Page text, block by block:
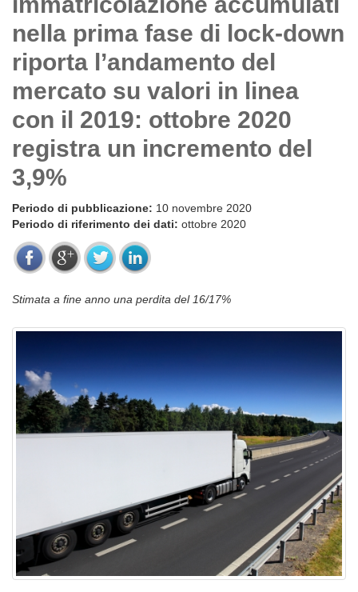
nella prima fase di lock-down
riporta l’andamento del
mercato su valori in linea
con il 2019: ottobre 2020
registra un incremento del
3,9%
Periodo di pubblicazione: 10 novembre 2020
Periodo di riferimento dei dati: ottobre 2020
Stimata a fine anno una perdita del 16/17%